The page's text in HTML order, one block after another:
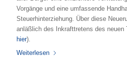
Vorgänge und eine umfassende
Steuerhinterziehung. Über diese
anläßlich des Inkrafttretens des neuen
hier).
Weiterlesen